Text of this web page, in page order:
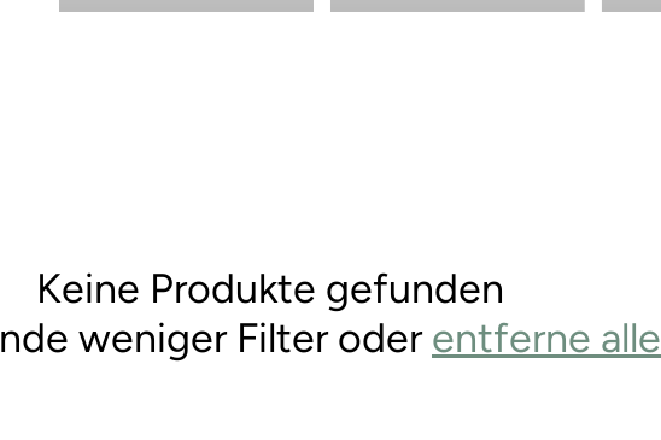
Keine Produkte gefunden
weniger Filter oderentferne alle